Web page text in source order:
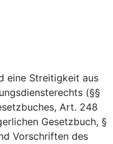
eine Streitigkeit aus
(§§
Art. 248
Gesetzbuch, §
Vorschriften des